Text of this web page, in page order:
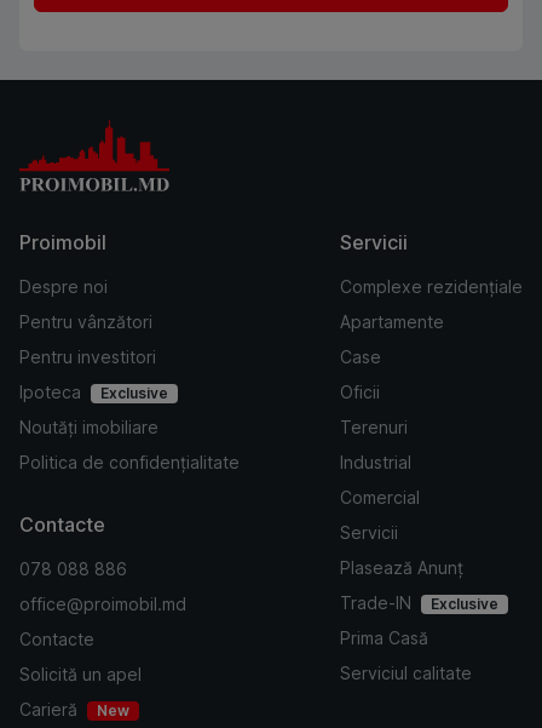
Proimobil
Despre noi
Pentru vânzători
Pentru investitori
Ipoteca
Exclusive
Noutăți imobiliare
Politica de confidențialitate
Servicii
Complexe rezidențiale
Apartamente
Case
Oficii
Terenuri
Industrial
Comercial
Servicii
Plasează Anunț
Trade-IN
Exclusive
Prima Casă
Serviciul calitate
Contacte
078 088 886
office@proimobil.md
Contacte
Solicită un apel
Carieră
New